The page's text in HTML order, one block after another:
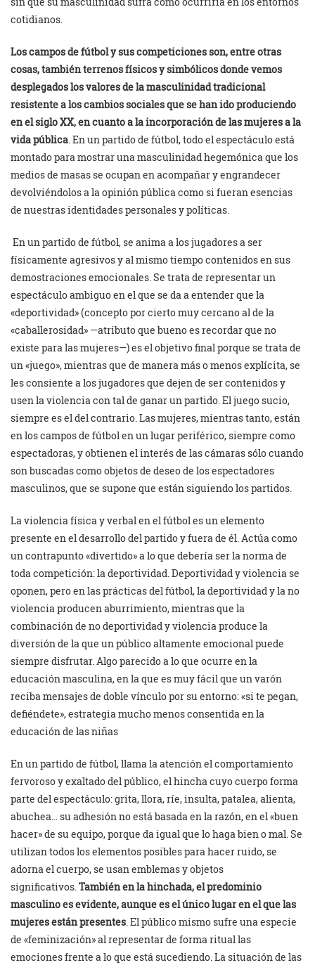
cotidianos.
Los campos de fútbol y sus competiciones son, entre otras
cosas, también terrenos físicos y simbólicos donde vemos
desplegados los valores de la masculinidad tradicional
resistente a los cambios sociales que se han ido produciendo
en el siglo XX, en cuanto a la incorporación de las mujeres a la
vida pública. En un partido de fútbol, todo el espectáculo está
montado para mostrar una masculinidad hegemónica que los
medios de masas se ocupan en acompañar y engrandecer
devolviéndolos a la opinión pública como si fueran esencias
de nuestras identidades personales y políticas.
En un partido de fútbol, se anima a los jugadores a ser
físicamente agresivos y al mismo tiempo contenidos en sus
demostraciones emocionales. Se trata de representar un
espectáculo ambiguo en el que se da a entender que la
«deportividad» (concepto por cierto muy cercano al de la
«caballerosidad» —atributo que bueno es recordar que no
existe para las mujeres—) es el objetivo final porque se trata de
un «juego», mientras que de manera más o menos explícita, se
les consiente a los jugadores que dejen de ser contenidos y
usen la violencia con tal de ganar un partido. El juego sucio,
siempre es el del contrario. Las mujeres, mientras tanto, están
en los campos de fútbol en un lugar periférico, siempre como
espectadoras, y obtienen el interés de las cámaras sólo cuando
son buscadas como objetos de deseo de los espectadores
masculinos, que se supone que están siguiendo los partidos.
La violencia física y verbal en el fútbol es un elemento
presente en el desarrollo del partido y fuera de él. Actúa como
un contrapunto «divertido» a lo que debería ser la norma de
toda competición: la deportividad. Deportividad y violencia se
oponen, pero en las prácticas del fútbol, la deportividad y la no
violencia producen aburrimiento, mientras que la
combinación de no deportividad y violencia produce la
diversión de la que un público altamente emocional puede
siempre disfrutar. Algo parecido a lo que ocurre en la
educación masculina, en la que es muy fácil que un varón
reciba mensajes de doble vínculo por su entorno: «si te pegan,
defiéndete», estrategia mucho menos consentida en la
educación de las niñas
En un partido de fútbol, llama la atención el comportamiento
fervoroso y exaltado del público, el hincha cuyo cuerpo forma
parte del espectáculo: grita, llora, ríe, insulta, patalea, alienta,
abuchea… su adhesión no está basada en la razón, en el «buen
hacer» de su equipo, porque da igual que lo haga bien o mal. Se
utilizan todos los elementos posibles para hacer ruido, se
adorna el cuerpo, se usan emblemas y objetos
significativos.También en la hinchada, el predominio
masculino es evidente, aunque es el único lugar en el que las
mujeres están presentes. El público mismo sufre una especie
de «feminización» al representar de forma ritual las
emociones frente a lo que está sucediendo. La situación de las